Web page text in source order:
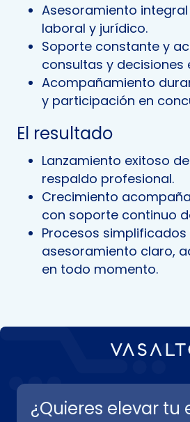
Asesoramiento
laboral y jurídico.
Soporte constante y
consultas y decisiones
Acompañamiento
y participación en
El resultado
Lanzamiento exitoso
respaldo profesional.
Crecimiento
con soporte continuo
Procesos simplificados
asesoramiento claro,
en todo momento.
¿Quieres elevar tu